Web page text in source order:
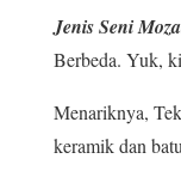
Jenis Seni
Berbeda. Yuk,
Menariknya,
keramik dan